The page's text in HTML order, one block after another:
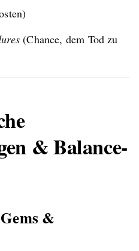
(Chance, dem Tod zu
& Balance-
&